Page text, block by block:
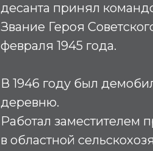
десанта принял
Звание Героя
февраля 1945 года.
В 1946 году был
деревню.
Работал заместителем
в областной